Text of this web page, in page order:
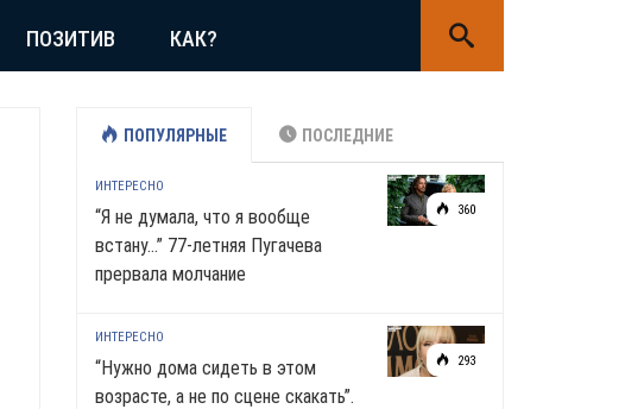
ПОЗИТИВ КАК?
ПОПУЛЯРНЫЕ ПОСЛЕДНИЕ
360
ИНТЕРЕСНО
“Я не думала, что я вообще
встану…” 77-летняя Пугачева
прервала молчание
293
ИНТЕРЕСНО
“Нужно дома сидеть в этом
возрасте, а не по сцене скакать”.